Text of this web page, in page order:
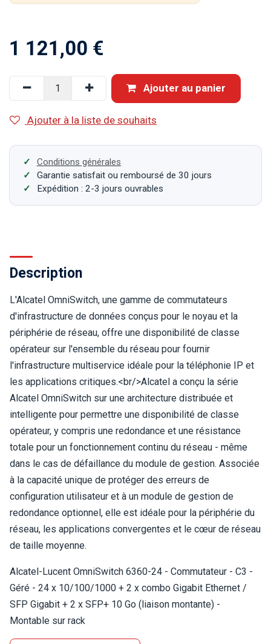
1 121,00 €
Ajouter au panier
Ajouter à la liste de souhaits
Conditions générales
Garantie satisfait ou remboursé de 30 jours
Expédition : 2-3 jours ouvrables
Description
L'Alcatel OmniSwitch, une gamme de commutateurs
d'infrastructure de données conçus pour le noyau et la
périphérie de réseau, offre une disponibilité de classe
opérateur sur l'ensemble du réseau pour fournir
l'infrastructure multiservice idéale pour la téléphonie IP et
les applications critiques.<br/>Alcatel a conçu la série
Alcatel OmniSwitch sur une architecture distribuée et
intelligente pour permettre une disponibilité de classe
opérateur, y compris une redondance et une résistance
totale pour un fonctionnement continu du réseau - même
dans le cas de défaillance du module de gestion. Associée
à la capacité unique de protéger des erreurs de
configuration utilisateur et à un module de gestion de
redondance optionnel, elle est idéale pour la périphérie du
réseau, les applications convergentes et le cœur de réseau
de taille moyenne.
Alcatel-Lucent OmniSwitch 6360-24 - Commutateur - C3 -
Géré - 24 x 10/100/1000 + 2 x combo Gigabit Ethernet /
SFP Gigabit + 2 x SFP+ 10 Go (liaison montante) -
Montable sur rack